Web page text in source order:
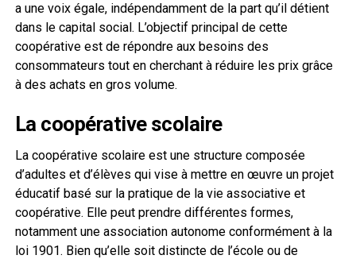
a une voix égale, indépendamment de la part qu’il détient
dans le capital social. L’objectif principal de cette
coopérative est de répondre aux besoins des
consommateurs tout en cherchant à réduire les prix grâce
à des achats en gros volume.
La coopérative scolaire
La coopérative scolaire est une structure composée
d’adultes et d’élèves qui vise à mettre en œuvre un projet
éducatif basé sur la pratique de la vie associative et
coopérative. Elle peut prendre différentes formes,
notamment une association autonome conformément à la
loi 1901. Bien qu’elle soit distincte de l’école ou de